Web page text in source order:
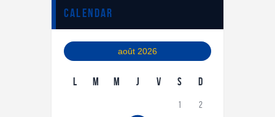
calendar
août 2026
L M M J V S D
1 2